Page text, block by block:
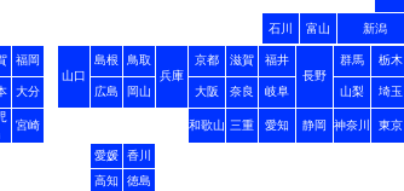
石川 富山 新潟
福岡
山口
島根
鳥取
兵庫
京都 滋賀
福井
長野
群馬 栃木
大分 広島 岡山 大阪 奈良 岐阜 山梨 埼玉
宮崎 和歌山 三重 愛知 静岡 神奈川 東京
愛媛
香川
高知 徳島